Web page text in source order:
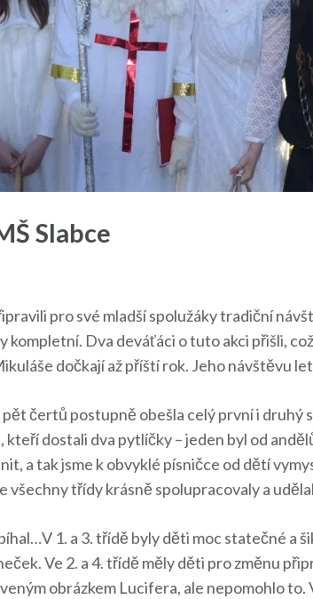
Slabce
pro své mladší spolužáky tradiční
Dva deváťáci o tuto akci přišli,
dočkají až příští rok. Jeho návštěvu
čertů postupně obešla celý první i
dostali dva pytlíčky – jeden byl od
a tak jsme k obvyklé písničce od dětí
všechny třídy krásně spolupracovaly a
1. a 3. třídě byly děti moc statečné a
Ve 2. a 4. třídě měly děti pro změnu
obrázkem Lucifera, ale nepomohlo to.